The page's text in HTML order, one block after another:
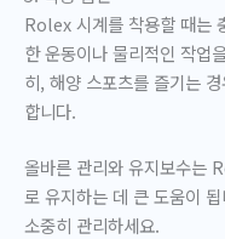
Rolex 시계를 착용할 때는
한 운동이나 물리적인 작업
히, 해양 스포츠를 즐기는
합니다.
올바른 관리와 유지보수는
로 유지하는 데 큰 도움이
소중히 관리하세요.